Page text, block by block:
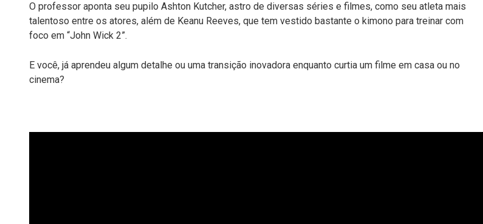
O professor aponta seu pupilo Ashton Kutcher, astro de diversas séries e filmes, como seu atleta mais
talentoso entre os atores, além de Keanu Reeves, que tem vestido bastante o kimono para treinar com
foco em “John Wick 2”.
E você, já aprendeu algum detalhe ou uma transição inovadora enquanto curtia um filme em casa ou no
cinema?